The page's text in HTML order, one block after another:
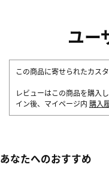
ユー
この商品に寄せられたカス
レビューはこの商品を購入
イン後、マイページ内 購入
あなたへのおすすめ